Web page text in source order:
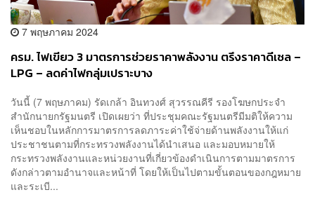
7 พฤษภาคม 2024
ครม. ไฟเขียว 3 มาตรการช่วยราคาพลังงาน ตรึงราคาดีเซล –
LPG – ลดค่าไฟกลุ่มเปราะบาง
วันนี้ (7 พฤษภาคม) รัดเกล้า อินทวงศ์ สุวรรณคีรี รองโฆษกประจำ
สำนักนายกรัฐมนตรี เปิดเผยว่า ที่ประชุมคณะรัฐมนตรีมีมติให้ความ
เห็นชอบในหลักการมาตรการลดภาระค่าใช้จ่ายด้านพลังงานให้แก่
ประชาชนตามที่กระทรวงพลังงานได้นำเสนอ และมอบหมายให้
กระทรวงพลังงานและหน่วยงานที่เกี่ยวข้องดำเนินการตามมาตรการ
ดังกล่าวตามอำนาจและหน้าที่ โดยให้เป็นไปตามขั้นตอนของกฎหมาย
และระเบี...